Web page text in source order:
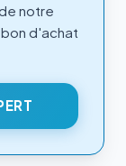
notre
d'achat